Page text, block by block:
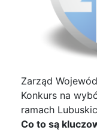
Zarząd
Konkurs na
ramach
Co to są